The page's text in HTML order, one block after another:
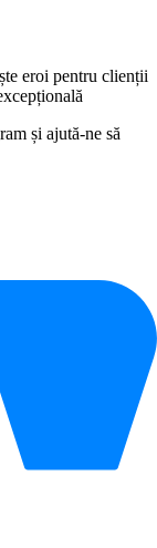
eroi pentru clienții
și ajută-ne să